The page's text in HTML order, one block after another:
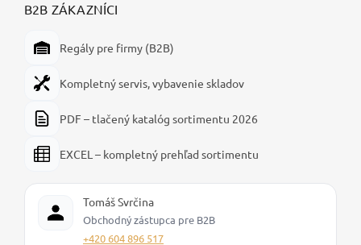
B2B ZÁKAZNÍCI
Regály pre firmy (B2B)
Kompletný servis, vybavenie skladov
PDF – tlačený katalóg sortimentu 2026
EXCEL – kompletný prehľad sortimentu
Tomáš Svrčina
Obchodný zástupca pre B2B
+420 604 896 517